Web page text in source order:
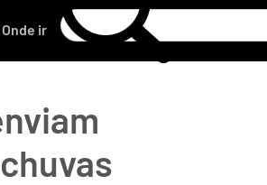
Onde ir